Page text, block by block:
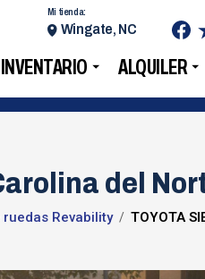
INVENTARIO ALQUILER
Mi tienda:
Wingate, NC
del
Revability TOYOTA